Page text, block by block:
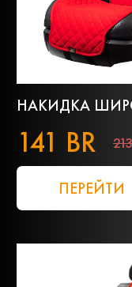
НАКИДКА
141 BR
ПЕРЕЙТИ